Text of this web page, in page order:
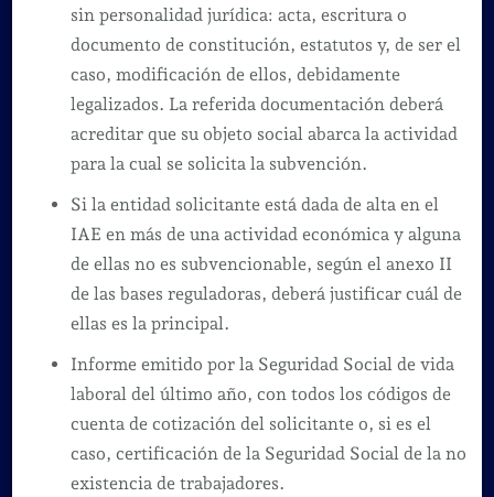
sin personalidad jurídica: acta, escritura o
documento de constitución, estatutos y, de ser el
caso, modificación de ellos, debidamente
legalizados. La referida documentación deberá
acreditar que su objeto social abarca la actividad
para la cual se solicita la subvención.
Si la entidad solicitante está dada de alta en el
IAE en más de una actividad económica y alguna
de ellas no es subvencionable, según el anexo II
de las bases reguladoras, deberá justificar cuál de
ellas es la principal.
Informe emitido por la Seguridad Social de vida
laboral del último año, con todos los códigos de
cuenta de cotización del solicitante o, si es el
caso, certificación de la Seguridad Social de la no
existencia de trabajadores.